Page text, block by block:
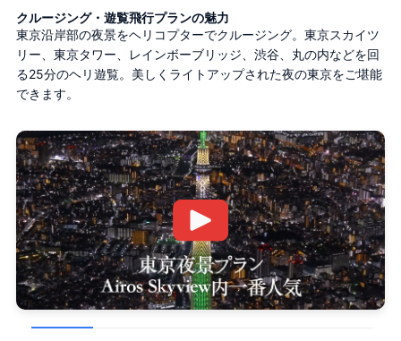
クルージング・遊覧飛行プランの魅力
東京沿岸部の夜景をヘリコプターでクルージング。東京スカイツ
リー、東京タワー、レインボーブリッジ、渋谷、丸の内などを回
る25分のヘリ遊覧。美しくライトアップされた夜の東京をご堪能
できます。